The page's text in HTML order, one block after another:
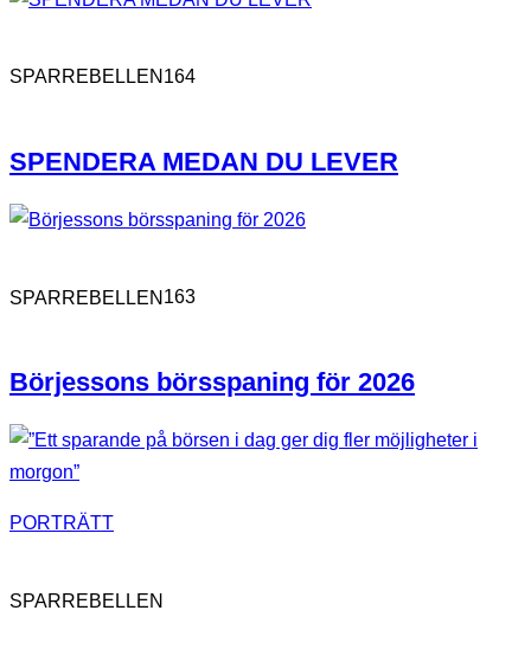
SPARREBELLEN 164
SPENDERA MEDAN DU LEVER
SPARREBELLEN 163
Börjessons börsspaning för 2026
PORTRÄTT
SPARREBELLEN